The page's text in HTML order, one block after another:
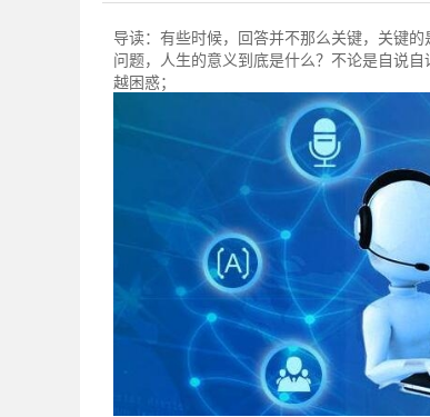
导读： 有些时候，回答并不那么关键，关键
问题，人生的意义到底是什么？不论是自说
越困惑；